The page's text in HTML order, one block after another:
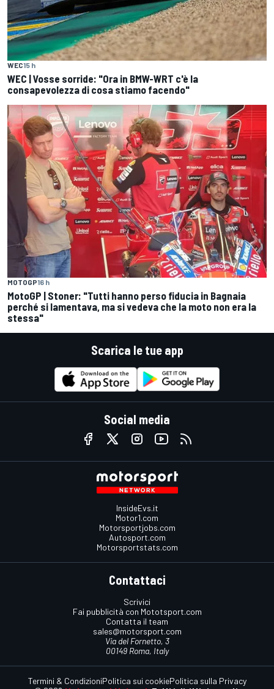
WEC15 h
WEC | Vosse sorride: "Ora in BMW-WRT c'è la
consapevolezza di cosa stiamo facendo"
MOTOGP16 h
MotoGP | Stoner: "Tutti hanno perso fiducia in Bagnaia
perché si lamentava, ma si vedeva che la moto non era la
stessa"
Scarica le tue app
Social media
InsideEvs.it
Motor1.com
Motorsportjobs.com
Autosport.com
Motorsportstats.com
Contattaci
Scrivici
Fai pubblicità con Mototsport.com
Contatta il team
sales@motorsport.com
Via del Fornetto, 3
00149 Roma, Italy
Termini & CondizioniPolitica sui cookiePolitica sulla Privacy